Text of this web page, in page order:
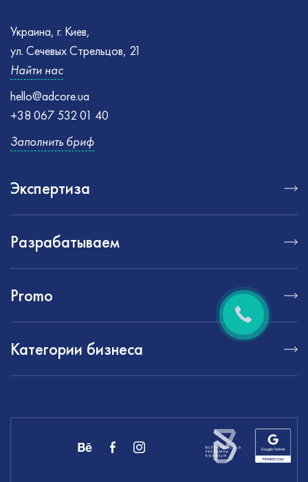
Украина, г. Киев,
ул. Сечевых Стрельцов, 21
Найти нас
hello@adcore.ua
+38 067 532 01 40
Заполнить бриф
Экспертиза
Разрабатываем
Promo
Категории бизнеса